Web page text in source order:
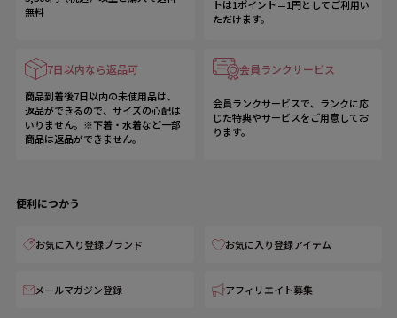
無料
トは1ポイント＝1円としてご利用い
ただけます。
7日以内なら返品可
商品到着後7日以内の未使用品は、
返品ができるので、サイズの心配は
いりません。※下着・水着など一部
商品は返品ができません。
会員ランクサービス
会員ランクサービスで、ランクに応
じた特典やサービスをご用意してお
ります。
便利につかう
お気に入り登録ブランド お気に入り登録アイテム
メールマガジン登録 アフィリエイト募集